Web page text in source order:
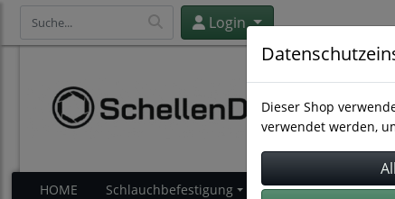
Login
HOME Schlauchbefestigung
Dieser Shop
verwendet werden,